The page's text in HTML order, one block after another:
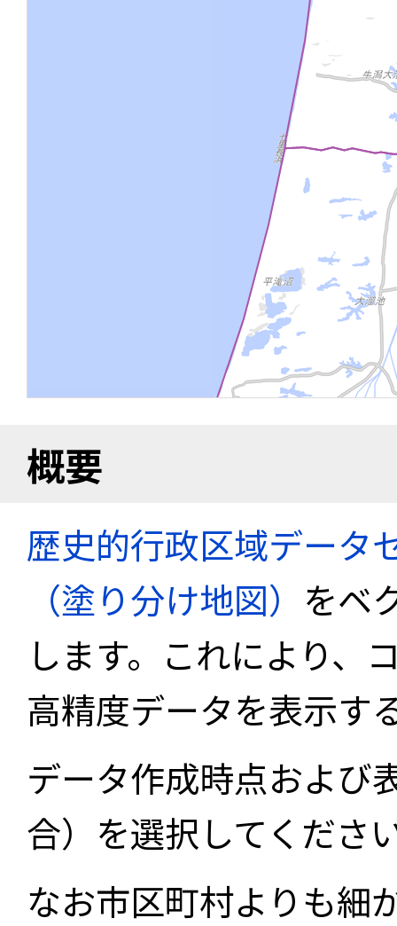
概要
歴史的行政区域データ
（塗り分け地図） をベ
します。これにより、
高精度データを表示す
データ作成時点および
合）を選択してくださ
なお市区町村よりも細